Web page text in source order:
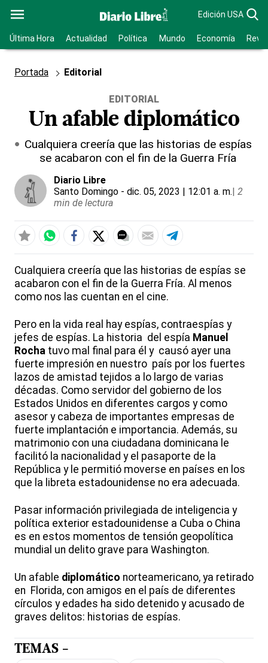
Edición USA
Última Hora Actualidad Política Mundo Economía
Portada Editorial
EDITORIAL
Un afable diplomático
Cualquiera creería que las historias de espías
se acabaron con el fin de la Guerra Fría
Diario Libre
Santo Domingo - dic. 05, 2023 | 12:01 a. m.| 2
min de lectura
Cualquiera creería que las historias de espías se
acabaron con el fin de la Guerra Fría. Al menos
como nos las cuentan en el cine.
Pero en la vida real hay espías, contraespías y
jefes de espías. La historia del espía Manuel
Rocha tuvo mal final para él y causó ayer una
fuerte impresión en nuestro país por los fuertes
lazos de amistad tejidos a lo largo de varias
décadas. Como servidor del gobierno de los
Estados Unidos en diferentes cargos y como
asesor y cabeza de importantes empresas de
fuerte implantación e importancia. Además, su
matrimonio con una ciudadana dominicana le
facilitó la nacionalidad y el pasaporte de la
República y le permitió moverse en países en los
que la libreta estadounidense no era adecuada.
Pasar información privilegiada de inteligencia y
política exterior estadounidense a Cuba o China
es en estos momentos de tensión geopolítica
mundial un delito grave para Washington.
Un afable diplomático norteamericano, ya retirado
en Florida, con amigos en el país de diferentes
círculos y edades ha sido detenido y acusado de
graves delitos: historias de espías.
TEMAS -